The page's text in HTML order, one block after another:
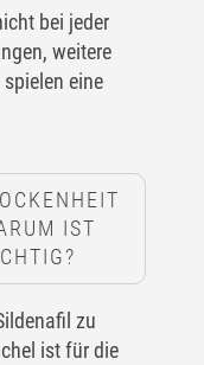
bei jeder
weitere
eine
IST
zu
ist für die